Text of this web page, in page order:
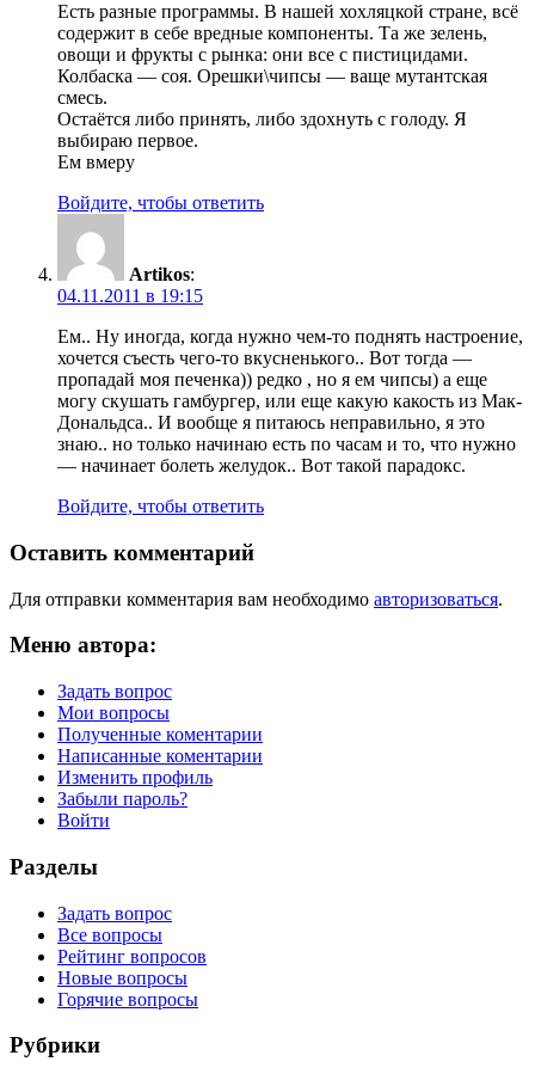
Есть разные программы. В нашей хохляцкой стране, всё
содержит в себе вредные компоненты. Та же зелень,
овощи и фрукты с рынка: они все с пистицидами.
Колбаска — соя. Орешки\чипсы — ваще мутантская
смесь.
Остаётся либо принять, либо здохнуть с голоду. Я
выбираю первое.
Ем вмеру
Войдите, чтобы ответить
Artikos:
04.11.2011 в 19:15
Ем.. Ну иногда, когда нужно чем-то поднять настроение,
хочется съесть чего-то вкусненького.. Вот тогда —
пропадай моя печенка)) редко , но я ем чипсы) а еще
могу скушать гамбургер, или еще какую какость из Мак-
Дональдса.. И вообще я питаюсь неправильно, я это
знаю.. но только начинаю есть по часам и то, что нужно
— начинает болеть желудок.. Вот такой парадокс.
Войдите, чтобы ответить
Оставить комментарий
Для отправки комментария вам необходимо авторизоваться.
Меню автора:
Задать вопрос
Мои вопросы
Полученные коментарии
Написанные коментарии
Изменить профиль
Забыли пароль?
Войти
Разделы
Задать вопрос
Все вопросы
Рейтинг вопросов
Новые вопросы
Горячие вопросы
Рубрики